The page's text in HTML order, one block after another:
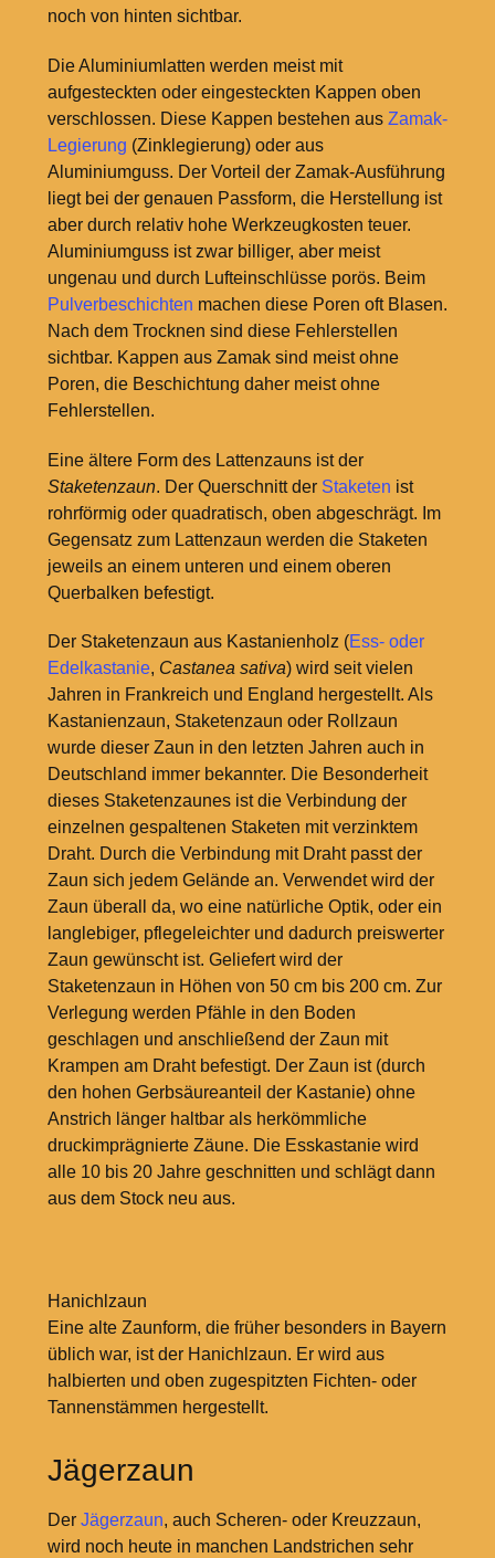
noch von hinten sichtbar.
Die Aluminiumlatten werden meist mit
aufgesteckten oder eingesteckten Kappen oben
verschlossen. Diese Kappen bestehen aus Zamak-
Legierung (Zinklegierung) oder aus
Aluminiumguss. Der Vorteil der Zamak-Ausführung
liegt bei der genauen Passform, die Herstellung ist
aber durch relativ hohe Werkzeugkosten teuer.
Aluminiumguss ist zwar billiger, aber meist
ungenau und durch Lufteinschlüsse porös. Beim
Pulverbeschichten machen diese Poren oft Blasen.
Nach dem Trocknen sind diese Fehlerstellen
sichtbar. Kappen aus Zamak sind meist ohne
Poren, die Beschichtung daher meist ohne
Fehlerstellen.
Eine ältere Form des Lattenzauns ist der
Staketenzaun. Der Querschnitt der Staketen ist
rohrförmig oder quadratisch, oben abgeschrägt. Im
Gegensatz zum Lattenzaun werden die Staketen
jeweils an einem unteren und einem oberen
Querbalken befestigt.
Der Staketenzaun aus Kastanienholz (Ess- oder
Edelkastanie, Castanea sativa) wird seit vielen
Jahren in Frankreich und England hergestellt. Als
Kastanienzaun, Staketenzaun oder Rollzaun
wurde dieser Zaun in den letzten Jahren auch in
Deutschland immer bekannter. Die Besonderheit
dieses Staketenzaunes ist die Verbindung der
einzelnen gespaltenen Staketen mit verzinktem
Draht. Durch die Verbindung mit Draht passt der
Zaun sich jedem Gelände an. Verwendet wird der
Zaun überall da, wo eine natürliche Optik, oder ein
langlebiger, pflegeleichter und dadurch preiswerter
Zaun gewünscht ist. Geliefert wird der
Staketenzaun in Höhen von 50 cm bis 200 cm. Zur
Verlegung werden Pfähle in den Boden
geschlagen und anschließend der Zaun mit
Krampen am Draht befestigt. Der Zaun ist (durch
den hohen Gerbsäureanteil der Kastanie) ohne
Anstrich länger haltbar als herkömmliche
druckimprägnierte Zäune. Die Esskastanie wird
alle 10 bis 20 Jahre geschnitten und schlägt dann
aus dem Stock neu aus.
Hanichlzaun
Eine alte Zaunform, die früher besonders in Bayern
üblich war, ist der Hanichlzaun. Er wird aus
halbierten und oben zugespitzten Fichten- oder
Tannenstämmen hergestellt.
Jägerzaun
Der Jägerzaun, auch Scheren- oder Kreuzzaun,
wird noch heute in manchen Landstrichen sehr